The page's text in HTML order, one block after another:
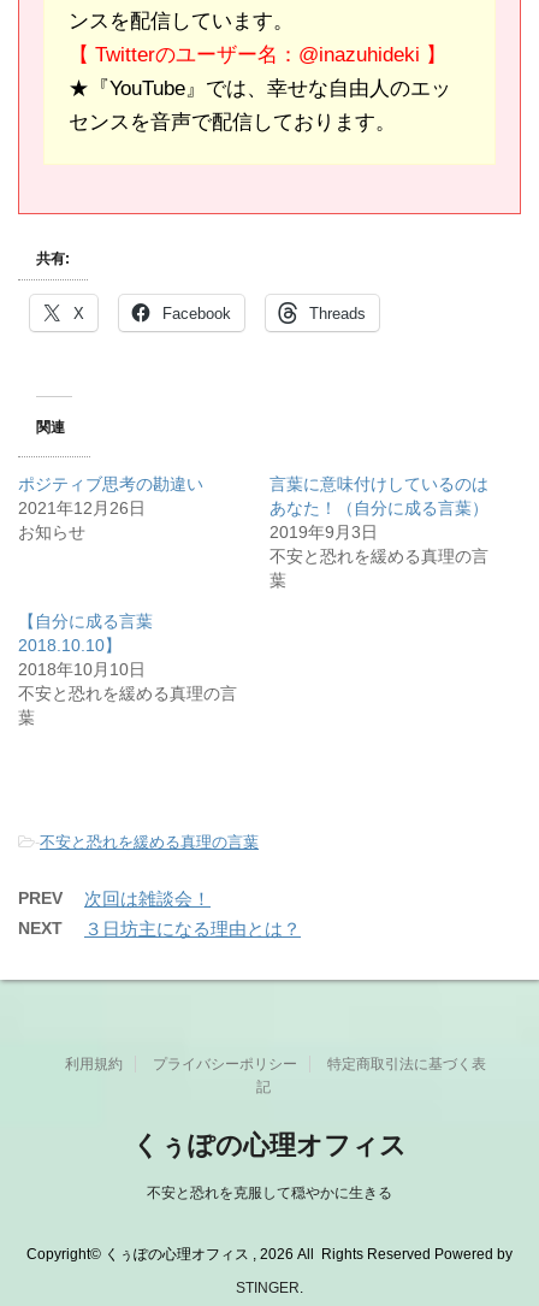
ンスを配信しています。
【 Twitterのユーザー名：@inazuhideki 】
★『YouTube』では、幸せな自由人のエッ
センスを音声で配信しております。
共有:
X Facebook Threads
関連
ポジティブ思考の勘違い
2021年12月26日
お知らせ
言葉に意味付けしているのは
あなた！（自分に成る言葉）
2019年9月3日
不安と恐れを緩める真理の言
葉
【自分に成る言葉
2018.10.10】
2018年10月10日
不安と恐れを緩める真理の言
葉
-不安と恐れを緩める真理の言葉
PREV 次回は雑談会！
NEXT ３日坊主になる理由とは？
利用規約 プライバシーポリシー
特定商取引法に基づく表
記
くぅぽの心理オフィス
不安と恐れを克服して穏やかに生きる
Copyright© くぅぽの心理オフィス , 2026 All Rights Reserved Powered by
STINGER.